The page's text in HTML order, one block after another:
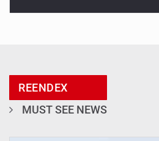
REENDEX
MUST SEE NEWS